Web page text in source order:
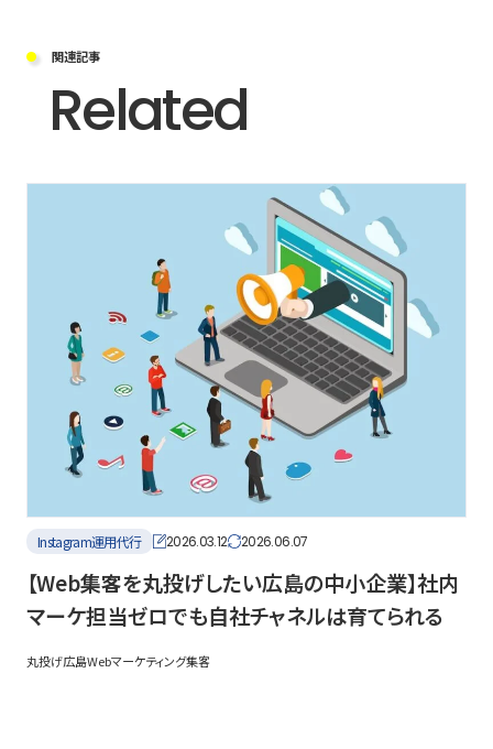
関連記事
Related
Instagram運用代行 2026.03.12 2026.06.07
【Web集客を丸投げしたい広島の中小企業】社内
マーケ担当ゼロでも自社チャネルは育てられる
丸投げ広島Webマーケティング集客